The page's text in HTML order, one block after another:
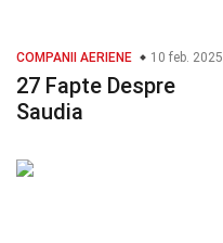
COMPANII AERIENE 10 feb. 2025
27 Fapte Despre
Saudia